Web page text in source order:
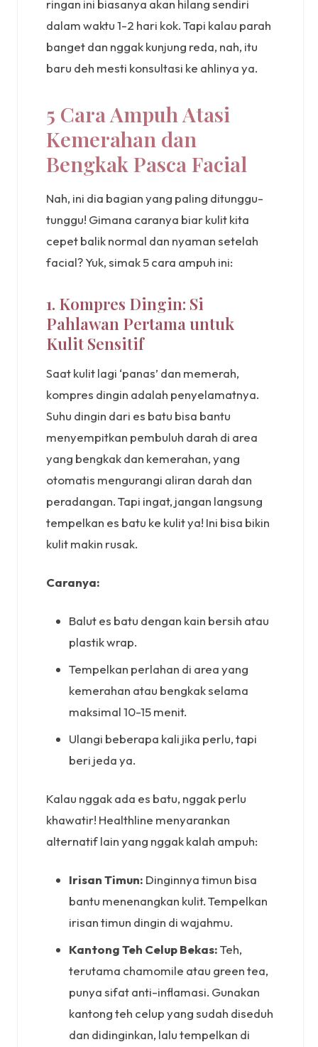
ringan ini biasanya akan hilang sendiri
dalam waktu 1-2 hari kok. Tapi kalau parah
banget dan nggak kunjung reda, nah, itu
baru deh mesti konsultasi ke ahlinya ya.
5 Cara Ampuh Atasi
Kemerahan dan
Bengkak Pasca Facial
Nah, ini dia bagian yang paling ditunggu-
tunggu! Gimana caranya biar kulit kita
cepet balik normal dan nyaman setelah
facial? Yuk, simak 5 cara ampuh ini:
1. Kompres Dingin: Si
Pahlawan Pertama untuk
Kulit Sensitif
Saat kulit lagi ‘panas’ dan memerah,
kompres dingin adalah penyelamatnya.
Suhu dingin dari es batu bisa bantu
menyempitkan pembuluh darah di area
yang bengkak dan kemerahan, yang
otomatis mengurangi aliran darah dan
peradangan. Tapi ingat, jangan langsung
tempelkan es batu ke kulit ya! Ini bisa bikin
kulit makin rusak.
Caranya:
Balut es batu dengan kain bersih atau
plastik wrap.
Tempelkan perlahan di area yang
kemerahan atau bengkak selama
maksimal 10-15 menit.
Ulangi beberapa kali jika perlu, tapi
beri jeda ya.
Kalau nggak ada es batu, nggak perlu
khawatir! Healthline menyarankan
alternatif lain yang nggak kalah ampuh:
Irisan Timun: Dinginnya timun bisa
bantu menenangkan kulit. Tempelkan
irisan timun dingin di wajahmu.
Kantong Teh Celup Bekas:Teh,
terutama chamomile atau green tea,
punya sifat anti-inflamasi. Gunakan
kantong teh celup yang sudah diseduh
dan didinginkan, lalu tempelkan di